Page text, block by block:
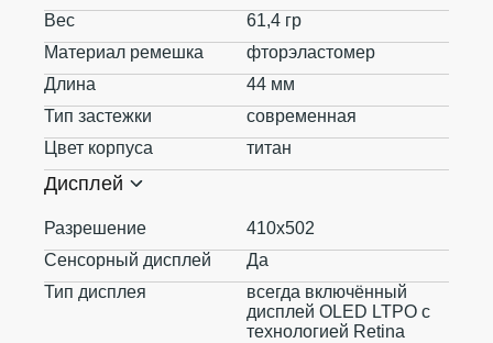
Вес
61,4 гр
Материал ремешка
фторэластомер
Длина
44 мм
Тип застежки
современная
Цвет корпуса
титан
Дисплей
Разрешение
410х502
Сенсорный дисплей
Да
Тип дисплея
всегда включённый
дисплей OLED LTPO с
технологией Retina